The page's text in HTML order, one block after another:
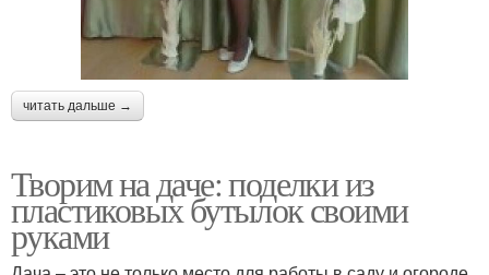
читать дальше →
Творим на даче: поделки из
пластиковых бутылок своими
руками